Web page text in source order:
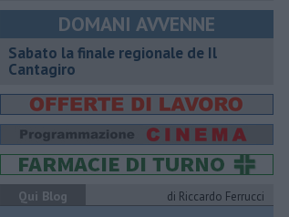
DOMANI AVVENNE
Sabato la finale regionale de Il
Cantagiro
Qui Blog
di Riccardo Ferrucci